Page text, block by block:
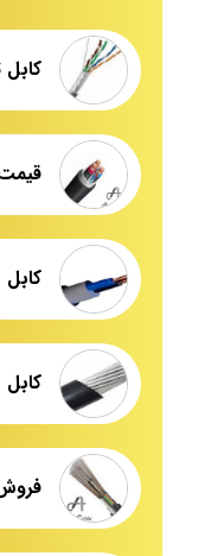
کابل مفتولی
فروش